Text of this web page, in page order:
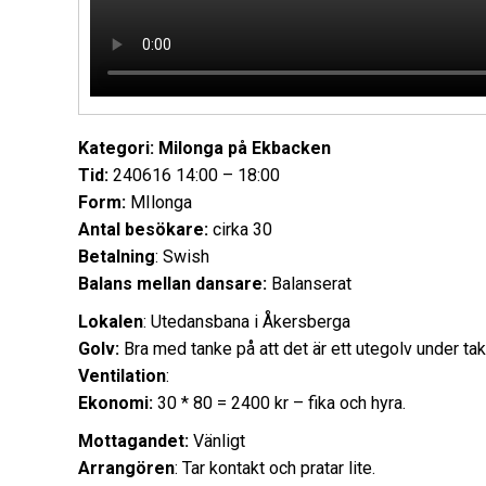
Kategori: Milonga på Ekbacken
Tid: 240616 14:00 – 18:00
Form: MIlonga
Antal besökare: cirka 30
Betalning: Swish
Balans mellan dansare: Balanserat
Lokalen: Utedansbana i Åkersberga
Golv: Bra med tanke på att det är ett utegolv under
Ventilation:
Ekonomi: 30 * 80 = 2400 kr – fika och hyra.
Mottagandet: Vänligt
Arrangören: Tar kontakt och pratar lite.